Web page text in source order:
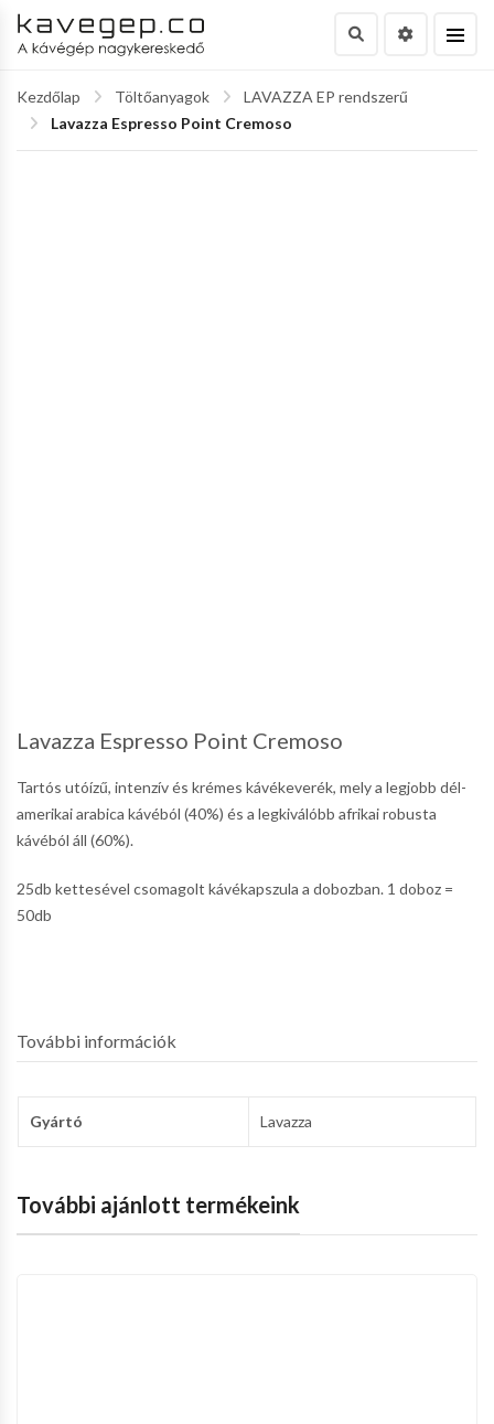
Kezdőlap Töltőanyagok
LAVAZZA EP rendszerű
Lavazza Espresso Point Cremoso
Lavazza Espresso Point Cremoso
Tartós utóízű, intenzív és krémes kávékeverék, mely a legjobb dél-
amerikai arabica kávéból (40%) és a legkiválóbb afrikai robusta
kávéból áll (60%).
25db kettesével csomagolt kávékapszula a dobozban. 1 doboz =
50db
További információk
Gyártó Lavazza
További ajánlott termékeink